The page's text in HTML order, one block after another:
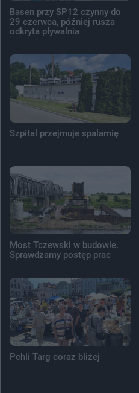
Basen przy SP12 czynny do
29 czerwca, później rusza
odkryta pływalnia
Szpital przejmuje spalarnię
Most Tczewski w budowie.
Sprawdzamy postęp prac
Pchli Targ coraz bliżej